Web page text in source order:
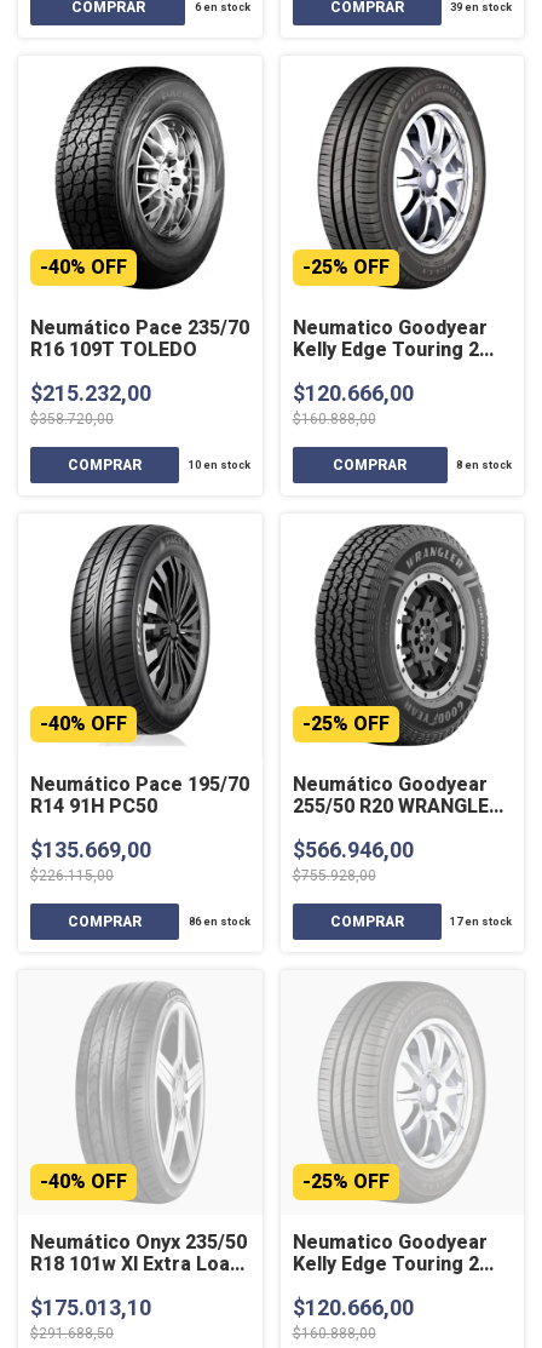
6en stock 39 en stock
Neumático Pace 235/70
R16 109T TOLEDO
-40% OFF
$215.232,00
$358.720,00
10en stock
Neumatico Goodyear
Kelly Edge Touring 2
-25% OFF
$120.666,00
$160.888,00
8 en stock
Neumático Pace 195/70
R14 91H PC50
-40% OFF
$135.669,00
$226.115,00
86en stock
Neumático Goodyear
255/50 R20 WRANGLER
-25% OFF
$566.946,00
$755.928,00
17en stock
Neumático Onyx 235/50
R18 101w Xl Extra Load
-40% OFF
$175.013,10
$291.688,50
Neumatico Goodyear
Kelly Edge Touring 2
-25% OFF
$120.666,00
$160.888,00